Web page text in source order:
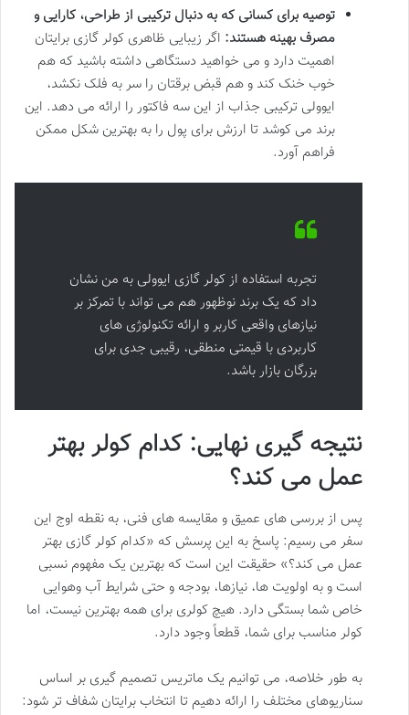
توصیه برای کسانی که به دنبال ترکیبی از طراحی، کارایی و
مصرف بهینه هستند: اگر زیبایی ظاهری کولر گازی برایتان
اهمیت دارد و می خواهید دستگاهی داشته باشید که هم
خوب خنک کند و هم قبض برقتان را سر به فلک نکشد،
ایوولی ترکیبی جذاب از این سه فاکتور را ارائه می دهد. این
برند می کوشد تا ارزش برای پول را به بهترین شکل ممکن
فراهم آورد.
تجربه استفاده از کولر گازی ایوولی به من نشان
داد که یک برند نوظهور هم می تواند با تمرکز بر
نیازهای واقعی کاربر و ارائه تکنولوژی های
کاربردی با قیمتی منطقی، رقیبی جدی برای
بزرگان بازار باشد.
نتیجه گیری نهایی: کدام کولر بهتر
عمل می کند؟
پس از بررسی های عمیق و مقایسه های فنی، به نقطه اوج این
سفر می رسیم: پاسخ به این پرسش که «کدام کولر گازی بهتر
عمل می کند؟» حقیقت این است که بهترین یک مفهوم نسبی
است و به اولویت ها، نیازها، بودجه و حتی شرایط آب وهوایی
خاص شما بستگی دارد. هیچ کولری برای همه بهترین نیست، اما
کولر مناسب برای شما، قطعاً وجود دارد.
به طور خلاصه، می توانیم یک ماتریس تصمیم گیری بر اساس
سناریوهای مختلف را ارائه دهیم تا انتخاب برایتان شفاف تر شود: